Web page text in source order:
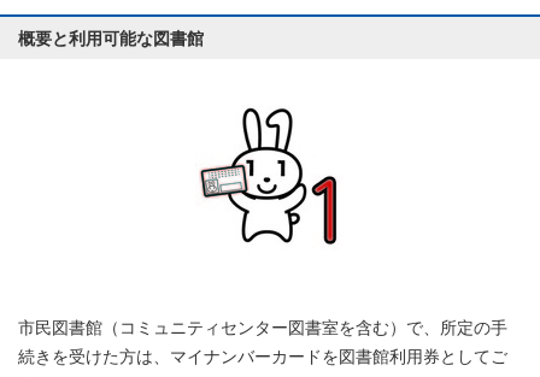
概要と利用可能な図書館
市民図書館（コミュニティセンター図書室を含む）で、所定の手
続きを受けた方は、マイナンバーカードを図書館利用券としてご